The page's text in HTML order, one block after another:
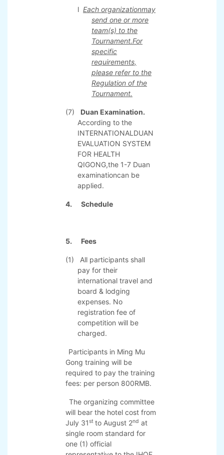
(Abbreviated version)
competitionswill be
organized--Health
Qigong˙Yi Jin Jing, Wu
Qin Xi, Ba Duan Jin, Da
Wu, Ma Wang Dui, Dao
Yin Yang Sheng Gong
Shi’er Fa, Tai Ji Yang
Sheng Zhang.
lEach organizationmay
send one or more
team(s) to the
Tournament.For
specific
requirements,
please refer to the
Regulation of the
INTERNATIONALDUAN
FOR HEALTH
QIGONG,the 1-7 Duan
examinationcan be
applied.
Schedule
(1) All participants shall
pay for their
international travel and
expenses. No
registration fee of
competition will be
charged.